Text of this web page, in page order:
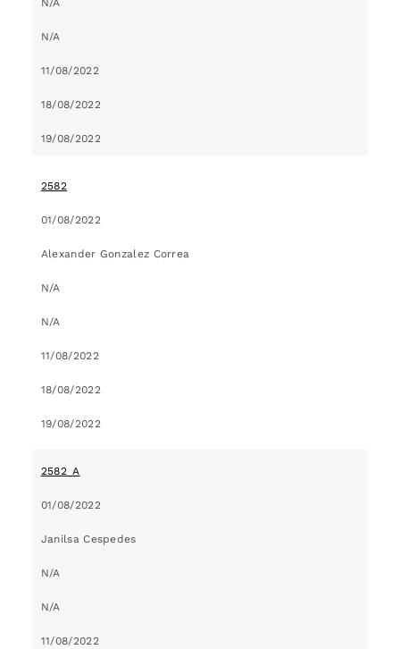
N/A
11/08/2022
18/08/2022
19/08/2022
2582
01/08/2022
Alexander Gonzalez Correa
N/A
N/A
11/08/2022
18/08/2022
19/08/2022
2582_A
01/08/2022
Janilsa Cespedes
N/A
N/A
11/08/2022